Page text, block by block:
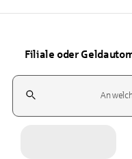
Filiale oder
Suchfeld